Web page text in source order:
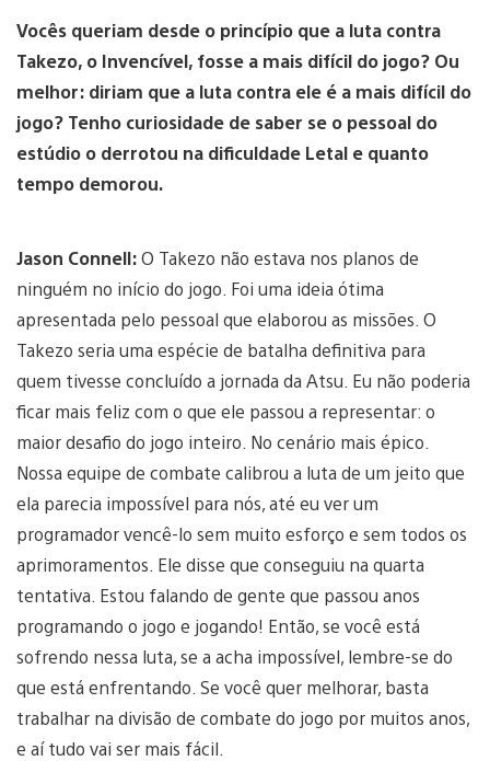
Vocês queriam desde o princípio que a luta contra
Takezo, o Invencível, fosse a mais difícil do jogo? Ou
melhor: diriam que a luta contra ele é a mais difícil do
jogo? Tenho curiosidade de saber se o pessoal do
estúdio o derrotou na dificuldade Letal e quanto
tempo demorou.
Jason Connell:O Takezo não estava nos planos de
ninguém no início do jogo. Foi uma ideia ótima
apresentada pelo pessoal que elaborou as missões. O
Takezo seria uma espécie de batalha definitiva para
quem tivesse concluído a jornada da Atsu. Eu não poderia
ficar mais feliz com o que ele passou a representar: o
maior desafio do jogo inteiro. No cenário mais épico.
Nossa equipe de combate calibrou a luta de um jeito que
ela parecia impossível para nós, até eu ver um
programador vencê-lo sem muito esforço e sem todos os
aprimoramentos. Ele disse que conseguiu na quarta
tentativa. Estou falando de gente que passou anos
programando o jogo e jogando! Então, se você está
sofrendo nessa luta, se a acha impossível, lembre-se do
que está enfrentando. Se você quer melhorar, basta
trabalhar na divisão de combate do jogo por muitos anos,
e aí tudo vai ser mais fácil.